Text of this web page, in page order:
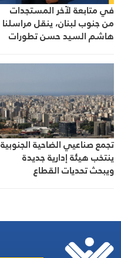
في متابعة لآخر المستجدات
من جنوب لبنان، ينقل مراسلنا
هاشم السيد حسن تطورات
تجمع صناعيي الضاحية الجنوبية
ينتخب هيئة إدارية جديدة
ويبحث تحديات القطاع